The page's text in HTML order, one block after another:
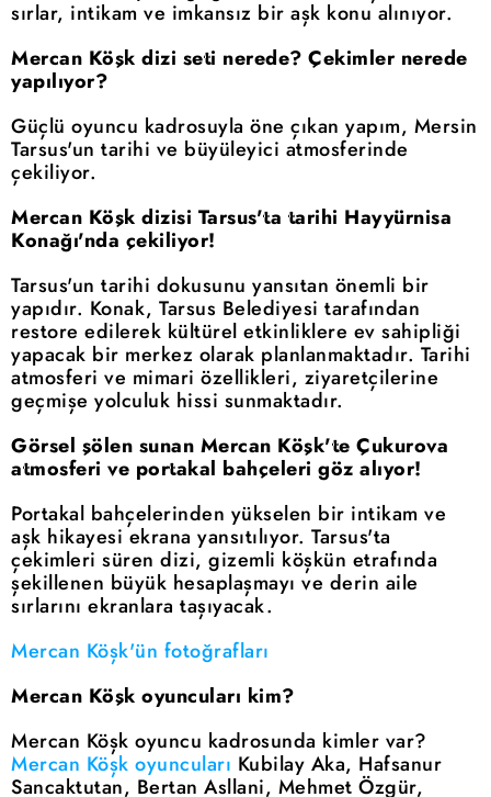
sırlar, intikam ve imkansız bir aşk konu alınıyor.
Mercan Köşk dizi seti nerede? Çekimler nerede
yapılıyor?
Güçlü oyuncu kadrosuyla öne çıkan yapım, Mersin
Tarsus'un tarihi ve büyüleyici atmosferinde
çekiliyor.
Mercan Köşk dizisi Tarsus'ta tarihi Hayyürnisa
Konağı'nda çekiliyor!
Tarsus'un tarihi dokusunu yansıtan önemli bir
yapıdır. Konak, Tarsus Belediyesi tarafından
restore edilerek kültürel etkinliklere ev sahipliği
yapacak bir merkez olarak planlanmaktadır. Tarihi
atmosferi ve mimari özellikleri, ziyaretçilerine
geçmişe yolculuk hissi sunmaktadır.
Görsel şölen sunan Mercan Köşk'te Çukurova
atmosferi ve portakal bahçeleri göz alıyor!
Portakal bahçelerinden yükselen bir intikam ve
aşk hikayesi ekrana yansıtılıyor. Tarsus'ta
çekimleri süren dizi, gizemli köşkün etrafında
şekillenen büyük hesaplaşmayı ve derin aile
sırlarını ekranlara taşıyacak.
Mercan Köşk'ün fotoğrafları
Mercan Köşk oyuncuları kim?
Mercan Köşk oyuncu kadrosunda kimler var?
Mercan Köşk oyuncuları Kubilay Aka, Hafsanur
Sancaktutan, Bertan Asllani, Mehmet Özgür,